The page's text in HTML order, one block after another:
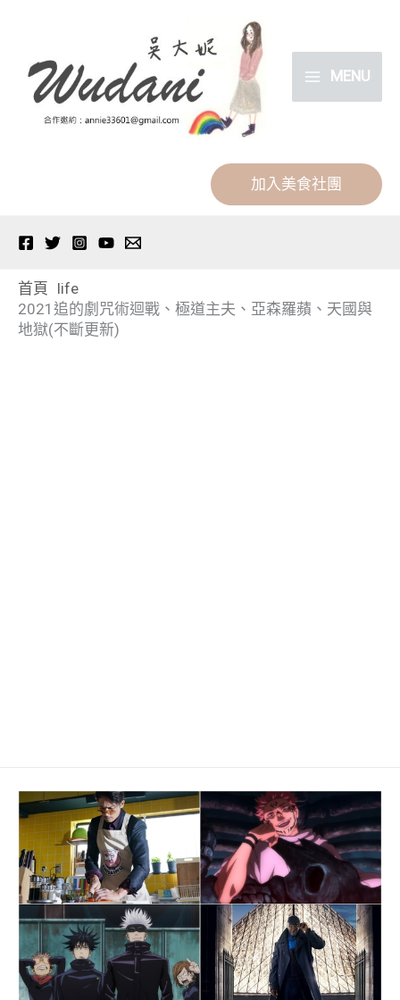
MENU
加入美食社團
首頁 life
2021追的劇咒術迴戰、極道主夫、亞森羅蘋、天國與
地獄(不斷更新)